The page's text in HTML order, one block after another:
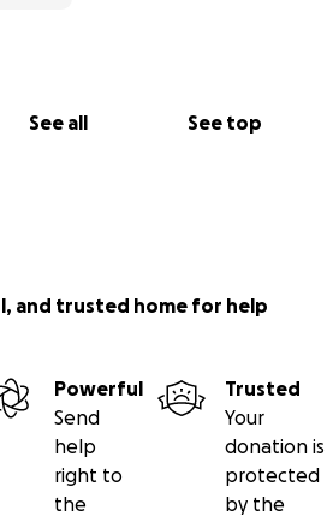
See all See top
and trusted home for help
Powerful
Send
help
right to
the
Trusted
Your
donation is
protected
by the